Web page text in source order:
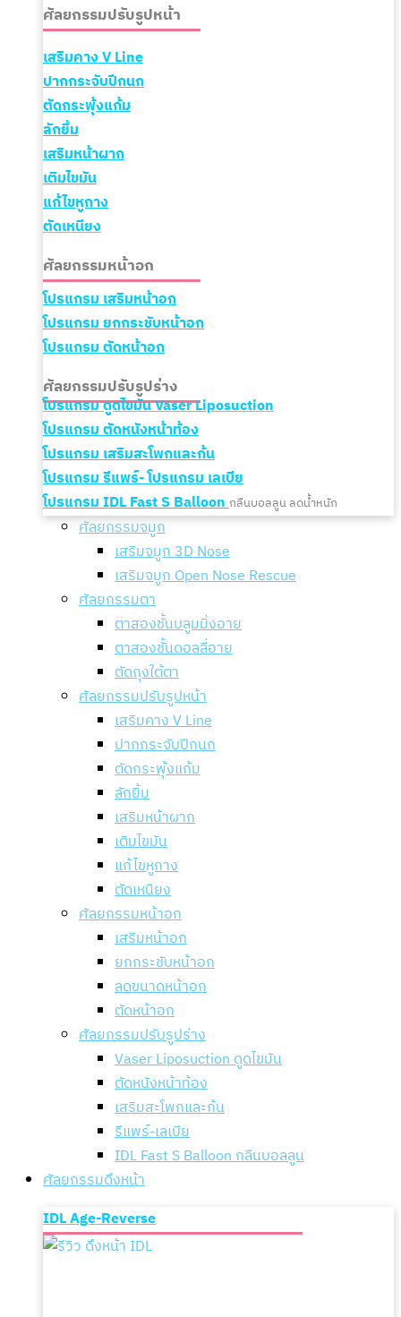
ศัลยกรรมปรับรูปหน้า
เสริมคาง V Line
ปากกระจับปีกนก
ตัดกระพุ้งแก้ม
ลักยิ้ม
เสริมหน้าผาก
เติมไขมัน
แก้ไขหูกาง
ตัดเหนียง
ศัลยกรรมหน้าอก
โปรแกรม เสริมหน้าอก
โปรแกรม ยกกระชับหน้าอก
โปรแกรม ตัดหน้าอก
ศัลยกรรมปรับรูปร่าง
โปรแกรม ดูดไขมัน Vaser Liposuction
โปรแกรม ตัดหนังหน้าท้อง
โปรแกรม เสริมสะโพกและก้น
โปรแกรม รีแพร์- โปรแกรม เลเบีย
โปรแกรม IDL Fast S Balloonกลืนบอลลูน ลดน้ำหนัก
ศัลยกรรมจมูก
เสริมจมูก 3D Nose
เสริมจมูก Open Nose Rescue
ศัลยกรรมตา
ตาสองชั้นบลูมมิ่งอาย
ตาสองชั้นดอลลี่อาย
ตัดถุงใต้ตา
ศัลยกรรมปรับรูปหน้า
เสริมคาง V Line
ปากกระจับปีกนก
ตัดกระพุ้งแก้ม
ลักยิ้ม
เสริมหน้าผาก
เติมไขมัน
แก้ไขหูกาง
ตัดเหนียง
ศัลยกรรมหน้าอก
เสริมหน้าอก
ยกกระชับหน้าอก
ลดขนาดหน้าอก
ตัดหน้าอก
ศัลยกรรมปรับรูปร่าง
Vaser Liposuction ดูดไขมัน
ตัดหนังหน้าท้อง
เสริมสะโพกและก้น
รีแพร์-เลเบีย
IDL Fast S Balloon กลืนบอลลูน
ศัลยกรรมดึงหน้า
IDL Age-Reverse